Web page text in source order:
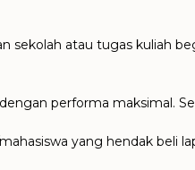
sekolah atau tugas kuliah
performa maksimal.
yang hendak beli